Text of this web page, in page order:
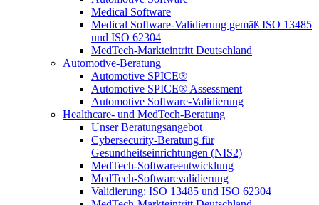
Medical Software
Medical Software-Validierung gemäß ISO 13485
und ISO 62304
MedTech-Markteintritt Deutschland
Automotive-Beratung
Automotive SPICE®
Automotive SPICE® Assessment
Automotive Software-Validierung
Healthcare- und MedTech-Beratung
Unser Beratungsangebot
Cybersecurity-Beratung für
Gesundheitseinrichtungen (NIS2)
MedTech-Softwareentwicklung
MedTech-Softwarevalidierung
Validierung: ISO 13485 und ISO 62304